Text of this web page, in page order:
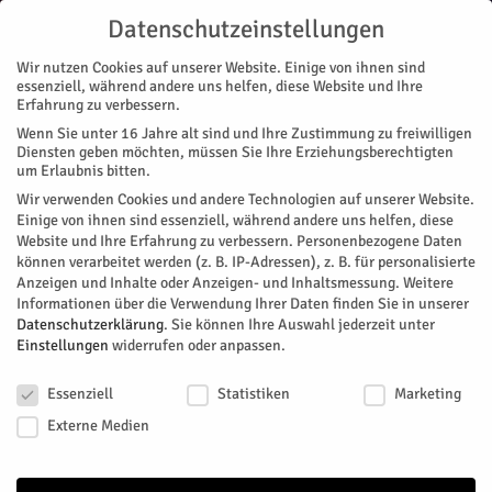
Start
« Alle Veranstaltungen
Diese Veranstaltung hat bereits stattgefunden.
Ökumenischer Gottesdienst im
Park
Facebook
Datenschutzeinstellungen
Wir nutzen Cookies auf unserer Website. Einige von ihnen sind
essenziell, während andere uns helfen, diese Website und Ihre
Erfahrung zu verbessern.
Wenn Sie unter 16 Jahre alt sind und Ihre Zustimmung zu freiwilligen
Diensten geben möchten, müssen Sie Ihre Erziehungsberechtigten
um Erlaubnis bitten.
Wir verwenden Cookies und andere Technologien auf unserer Website.
Einige von ihnen sind essenziell, während andere uns helfen, diese
Website und Ihre Erfahrung zu verbessern. Personenbezogene Daten
können verarbeitet werden (z. B. IP-Adressen), z. B. für personalisierte
Anzeigen und Inhalte oder Anzeigen- und Inhaltsmessung. Weitere
Informationen über die Verwendung Ihrer Daten finden Sie in unserer
Datenschutzerklärung. Sie können Ihre Auswahl jederzeit unter
Einstellungen widerrufen oder anpassen.
Essenziell
Statistiken
Marketing
Externe Medien